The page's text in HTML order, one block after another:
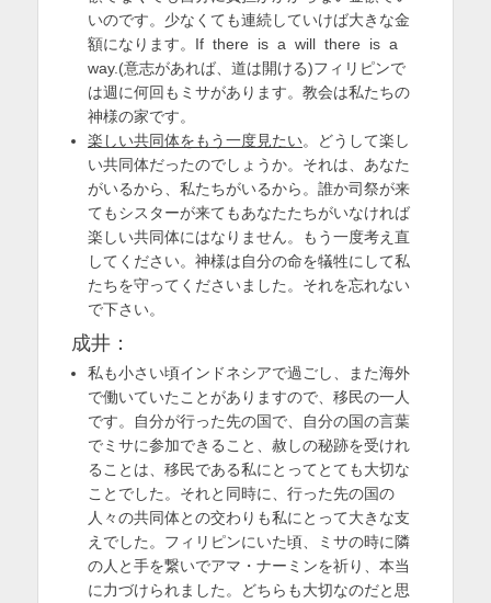
いのです。少なくても連続していけば大きな金
額になります。If there is a will there is a
way.(意志があれば、道は開ける)フィリピンで
は週に何回もミサがあります。教会は私たちの
神様の家です。
楽しい共同体をもう一度見たい。どうして楽し
い共同体だったのでしょうか。それは、あなた
がいるから、私たちがいるから。誰か司祭が来
てもシスターが来てもあなたたちがいなければ
楽しい共同体にはなりません。もう一度考え直
してください。神様は自分の命を犠牲にして私
たちを守ってくださいました。それを忘れない
で下さい。
成井：
私も小さい頃インドネシアで過ごし、また海外
で働いていたことがありますので、移民の一人
です。自分が行った先の国で、自分の国の言葉
でミサに参加できること、赦しの秘跡を受けれ
ることは、移民である私にとってとても大切な
ことでした。それと同時に、行った先の国の
人々の共同体との交わりも私にとって大きな支
えでした。フィリピンにいた頃、ミサの時に隣
の人と手を繋いでアマ・ナーミンを祈り、本当
に力づけられました。どちらも大切なのだと思